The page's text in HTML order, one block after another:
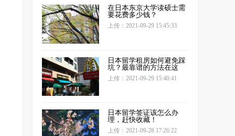
在日本东京大学读硕士需
要花费多少钱？
上传：2021-09-29 15:45:33
日本留学租房如何避免踩
坑？最靠谱的方法在这
上传：2021-09-29 15:40:41
日本留学签证该怎么办
理，赶快收藏！
上传：2021-09-28 17:26:22